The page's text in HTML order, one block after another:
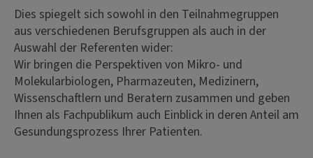
Dies spiegelt sich sowohl in den Teilnahmegruppen
aus verschiedenen Berufsgruppen als auch in der
Auswahl der Referenten wider:
Wir bringen die Perspektiven von Mikro- und
Molekularbiologen, Pharmazeuten, Medizinern,
Wissenschaftlern und Beratern zusammen und geben
Ihnen als Fachpublikum auch Einblick in deren Anteil am
Gesundungsprozess Ihrer Patienten.